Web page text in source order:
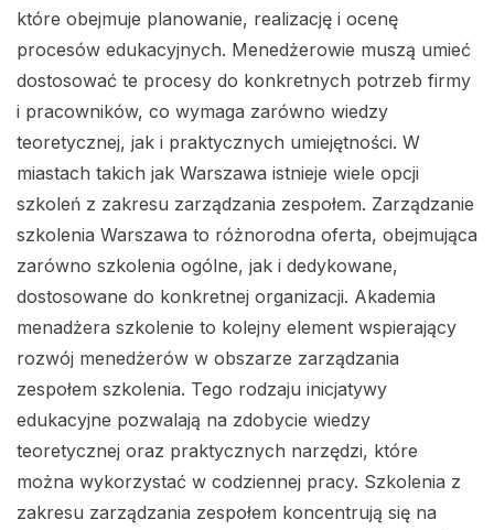
które obejmuje planowanie, realizację i ocenę
procesów edukacyjnych. Menedżerowie muszą umieć
dostosować te procesy do konkretnych potrzeb firmy
i pracowników, co wymaga zarówno wiedzy
teoretycznej, jak i praktycznych umiejętności. W
miastach takich jak Warszawa istnieje wiele opcji
szkoleń z zakresu zarządzania zespołem. Zarządzanie
szkolenia Warszawa to różnorodna oferta, obejmująca
zarówno szkolenia ogólne, jak i dedykowane,
dostosowane do konkretnej organizacji. Akademia
menadżera szkolenie to kolejny element wspierający
rozwój menedżerów w obszarze zarządzania
zespołem szkolenia. Tego rodzaju inicjatywy
edukacyjne pozwalają na zdobycie wiedzy
teoretycznej oraz praktycznych narzędzi, które
można wykorzystać w codziennej pracy. Szkolenia z
zakresu zarządzania zespołem koncentrują się na